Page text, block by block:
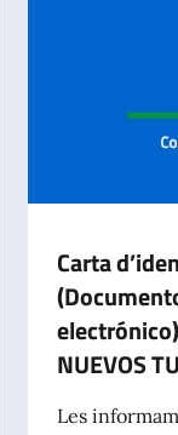
Carta
NUEVOS
Les